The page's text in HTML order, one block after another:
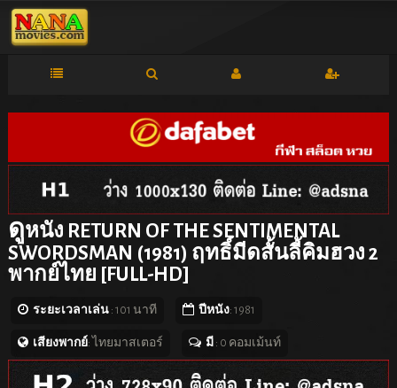
ดูหนัง RETURN OF THE SENTIMENTAL
SWORDSMAN (1981) ฤทธิ์มีดสั้นลี้คิมฮวง 2
พากย์ไทย [FULL-HD]
ระยะเวลาเล่น: 101 นาที ปีหนัง: 1981
เสียงพากย์: ไทยมาสเตอร์ มี : 0 คอมเม้นท์